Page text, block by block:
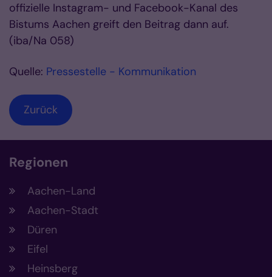
offizielle Instagram- und Facebook-Kanal des
Bistums Aachen greift den Beitrag dann auf.
(iba/Na 058)
Quelle: Pressestelle - Kommunikation
Zurück
Regionen
Aachen-Land
Aachen-Stadt
Düren
Eifel
Heinsberg